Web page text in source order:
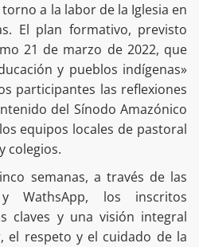
a la labor de la Iglesia en
El plan formativo, previsto
21 de marzo de 2022, que
y pueblos indígenas»
participantes las reflexiones
del Sínodo Amazónico
equipos locales de pastoral
colegios.
semanas, a través de las
WathsApp, los inscritos
claves y una visión integral
el respeto y el cuidado de la